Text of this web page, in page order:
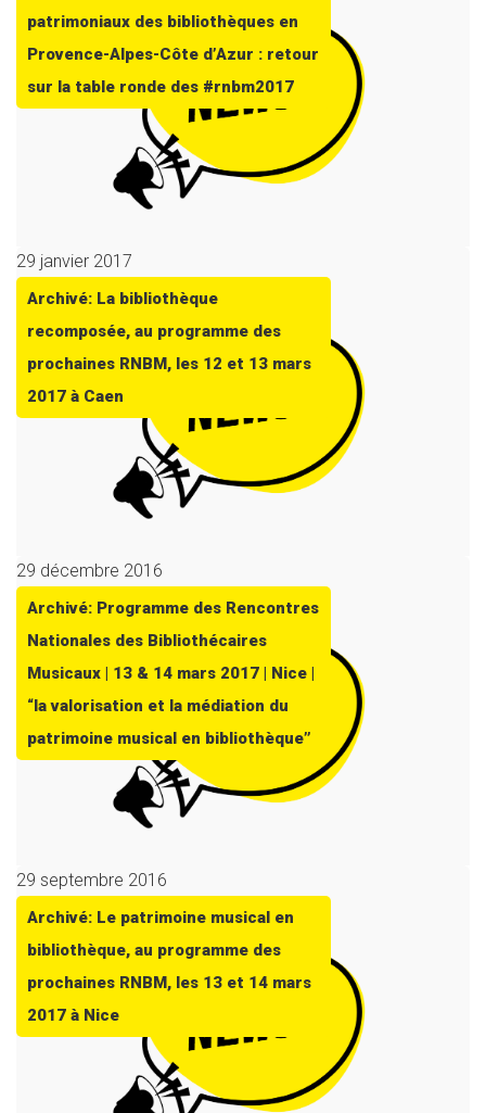
patrimoniaux des bibliothèques en
Provence-Alpes-Côte d’Azur : retour
sur la table ronde des #rnbm2017
29 janvier 2017
Archivé: La bibliothèque
recomposée, au programme des
prochaines RNBM, les 12 et 13 mars
2017 à Caen
29 décembre 2016
Archivé: Programme des Rencontres
Nationales des Bibliothécaires
Musicaux | 13 & 14 mars 2017 | Nice |
“la valorisation et la médiation du
patrimoine musical en bibliothèque”
29 septembre 2016
Archivé: Le patrimoine musical en
bibliothèque, au programme des
prochaines RNBM, les 13 et 14 mars
2017 à Nice